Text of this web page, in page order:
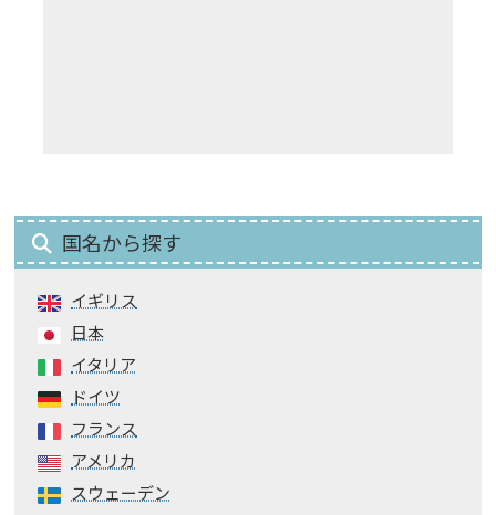
国名から探す
イギリス
日本
イタリア
ドイツ
フランス
アメリカ
スウェーデン